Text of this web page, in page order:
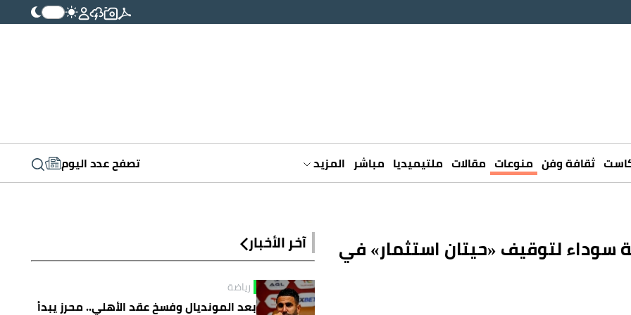
ثقافة وفن منوعات مقالات ملتيميديا مباشر المزيد تصفح عدد اليوم
سوداء لتوقيف «حيتان استثمار» في آخر الأخبار
رياضة
بعد المونديال وفسخ عقد الأهلي.. محرز يبدأ